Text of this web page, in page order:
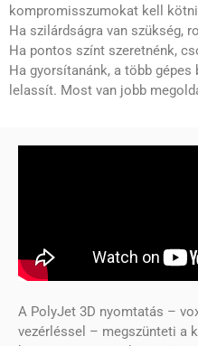
kompromisszumokat kell
Ha szilárdságra van szükség,
Ha pontos színt szeretnénk,
Ha gyorsítanánk, a több
lelassít. Most van jobb
A PolyJet 3D nyomtatás –
vezérléssel – megszünteti a